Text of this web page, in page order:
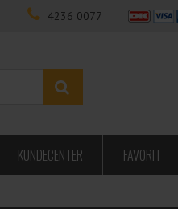
4236 0077
KUNDECENTER FAVORIT